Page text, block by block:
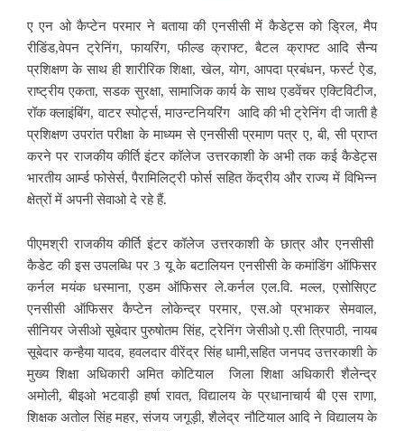
ए एन ओ कैप्टेन परमार ने बताया की एनसीसी में कैडेट्स को ड्रिल, मैप
रीडिंड,वेपन ट्रेनिंग, फायरिंग, फील्ड क्राफ्ट, बैटल क्राफ्ट आदि सैन्य
प्रशिक्षण के साथ ही शारीरिक शिक्षा, खेल, योग, आपदा प्रबंधन, फर्स्ट ऐड,
राष्ट्रीय एकता, सडक सुरक्षा, सामाजिक कार्य के साथ एडवेंचर एक्टिविटीज,
रॉक क्लाइंबिंग, वाटर स्पोर्ट्स, माउन्टनियरिंग आदि की भी ट्रेनिंग दी जाती है
प्रशिक्षण उपरांत परीक्षा के माध्यम से एनसीसी प्रमाण पत्र ए, बी, सी प्राप्त
करने पर राजकीय कीर्ति इंटर कॉलेज उत्तरकाशी के अभी तक कई कैडेट्स
भारतीय आर्म्ड फोसेर्स, पैरामिलिट्री फोर्स सहित केंद्रीय और राज्य में विभिन्न
क्षेत्रों में अपनी सेवाओ दे रहे हैं.
पीएमश्री राजकीय कीर्ति इंटर कॉलेज उत्तरकाशी के छात्र और एनसीसी
कैडेट की इस उपलब्धि पर 3 यू के बटालियन एनसीसी के कमांडिंग ऑफिसर
कर्नल मयंक धस्माना, एडम ऑफिसर ले.कर्नल एल.वि. मल्ल, एसोसिएट
एनसीसी ऑफिसर कैप्टेन लोकेन्द्र परमार, एस.ओ प्रभाकर सेमवाल,
सीनियर जेसीओ सूबेदार पुरुषोतम सिंह, ट्रेनिंग जेसीओ ए.सी त्रिपाठी, नायब
सूबेदार कन्हैया यादव, हवलदार वीरेंद्र सिंह धामी,सहित जनपद उत्तरकाशी के
मुख्य शिक्षा अधिकारी अमित कोटियाल जिला शिक्षा अधिकारी शैलेन्द्र
अमोली, बीइओ भटवाड़ी हर्षा रावत, विद्यालय के प्रधानाचार्य बी एस राणा,
शिक्षक अतोल सिंह महर, संजय जगूड़ी, शैलेद्र नौटियाल आदि ने विद्यालय के